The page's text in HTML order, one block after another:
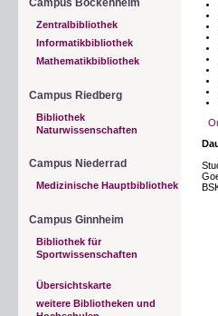
Campus Bockenheim
Zentralbibliothek
Informatikbibliothek
Mathematikbibliothek
Campus Riedberg
Bibliothek
Naturwissenschaften
Campus Niederrad
Medizinische Hauptbibliothek
Campus Ginnheim
Bibliothek für
Sportwissenschaften
Übersichtskarte
weitere Bibliotheken und